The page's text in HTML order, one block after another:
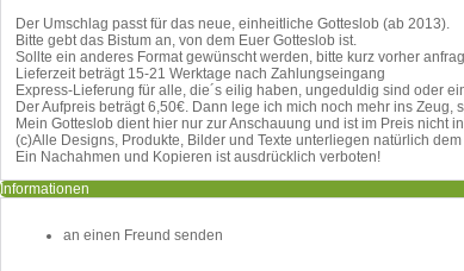
Der Umschlag passt für das neue, einheitliche Gotteslob (ab 2013).
Bitte gebt das Bistum an, von dem Euer Gotteslob ist.
Sollte ein anderes Format gewünscht werden, bitte kurz vorher
Lieferzeit beträgt 15-21 Werktage nach Zahlungseingang
Express-Lieferung für alle, die´s eilig haben, ungeduldig sind oder
Der Aufpreis beträgt 6,50€. Dann lege ich mich noch mehr ins
Mein Gotteslob dient hier nur zur Anschauung und ist im Preis nicht
(c)Alle Designs, Produkte, Bilder und Texte unterliegen natürlich
Ein Nachahmen und Kopieren ist ausdrücklich verboten!
Informationen
an einen Freund senden